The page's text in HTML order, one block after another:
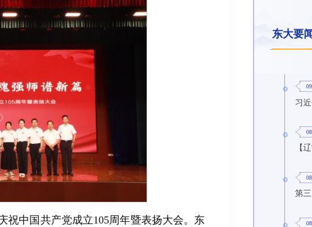
祝中国共产党成立105周年暨表扬大会。东
东大要闻
习